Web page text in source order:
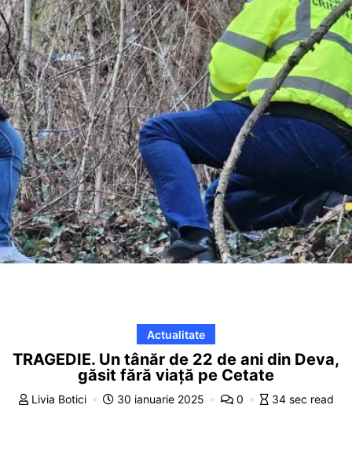
Actualitate
TRAGEDIE. Un tânăr de 22 de ani din Deva,
găsit fără viață pe Cetate
Livia Botici 30 ianuarie 2025 0 34 sec read